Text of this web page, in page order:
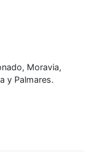
Moravia,
y Palmares.